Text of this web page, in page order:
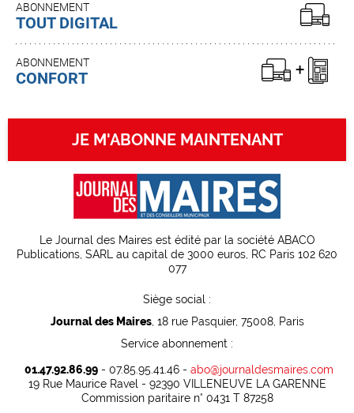
ABONNEMENT
TOUT DIGITAL
ABONNEMENT
CONFORT
JE M'ABONNE MAINTENANT
Le Journal des Maires est édité par la société ABACO
Publications, SARL au capital de 3000 euros, RC Paris 102 620
077
Siège social :
Journal des Maires, 18 rue Pasquier, 75008, Paris
Service abonnement :
01.47.92.86.99- 07.85.95.41.46 - abo@journaldesmaires.com
19 Rue Maurice Ravel - 92390 VILLENEUVE LA GARENNE
Commission paritaire n° 0431 T 87258